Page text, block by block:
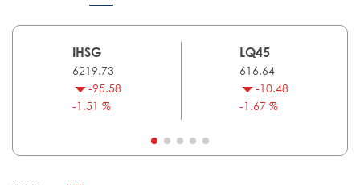
IHSG
6219.73
-95.58
-1.51 %
LQ45
616.64
-10.48
-1.67 %